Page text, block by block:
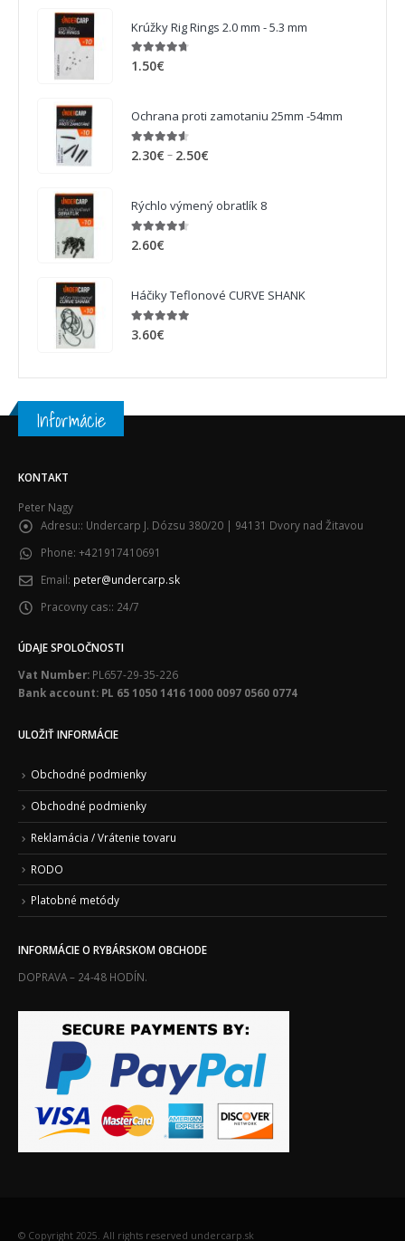
Krúžky Rig Rings 2.0 mm - 5.3 mm
4.63out of 5
1.50€
Ochrana proti zamotaniu 25mm -54mm
4.50out of 5
2.30€ – 2.50€
Rýchlo výmený obratlík 8
4.50out of 5
2.60€
Háčiky Teflonové CURVE SHANK
4.88out of 5
3.60€
Informácie
KONTAKT
Peter Nagy
Adresu:: Undercarp J. Dózsu 380/20 | 94131 Dvory nad Žitavou
Phone: +421917410691
Email: peter@undercarp.sk
Pracovny cas:: 24/7
ÚDAJE SPOLOČNOSTI
Vat Number: PL657-29-35-226
Bank account: PL 65 1050 1416 1000 0097 0560 0774
ULOŽIŤ INFORMÁCIE
Obchodné podmienky
Obchodné podmienky
Reklamácia / Vrátenie tovaru
RODO
Platobné metódy
INFORMÁCIE O RYBÁRSKOM OBCHODE
DOPRAVA – 24-48 HODÍN.
© Copyright 2025. All rights reserved undercarp.sk